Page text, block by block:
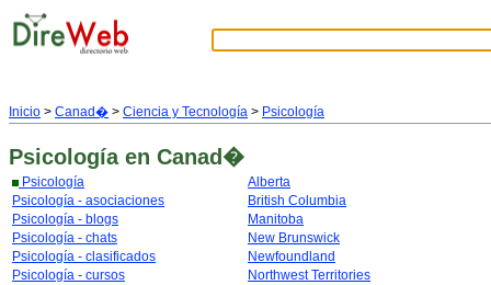
Inicio > Canad� > Ciencia y Tecnología > Psicología
Psicología en Canad�
Psicología
Psicología - asociaciones
Psicología - blogs
Psicología - chats
Psicología - clasificados
Psicología - cursos
Alberta
British Columbia
Manitoba
New Brunswick
Newfoundland
Northwest Territories